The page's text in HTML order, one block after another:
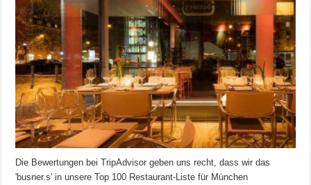
Die Bewertungen bei TripAdvisor geben uns recht, dass wir das
'busner.s' in unsere Top 100 Restaurant-Liste für München